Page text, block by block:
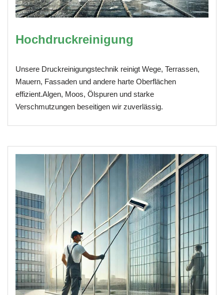
Hochdruckreinigung
Unsere Druckreinigungstechnik reinigt Wege, Terrassen,
Mauern, Fassaden und andere harte Oberflächen
effizient.Algen, Moos, Ölspuren und starke
Verschmutzungen beseitigen wir zuverlässig.